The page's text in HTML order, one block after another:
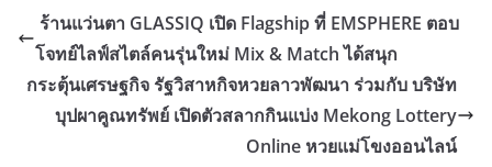
ร้านแว่นตา GLASSIQ เปิด Flagship ที่ EMSPHERE ตอบ
โจทย์ไลฟ์สไตล์คนรุ่นใหม่ Mix & Match ได้สนุก
กระตุ้นเศรษฐกิจ รัฐวิสาหกิจหวยลาวพัฒนา ร่วมกับ บริษัท
บุปผาคูณทรัพย์ เปิดตัวสลากกินแบ่ง Mekong Lottery
Online หวยแม่โขงออนไลน์